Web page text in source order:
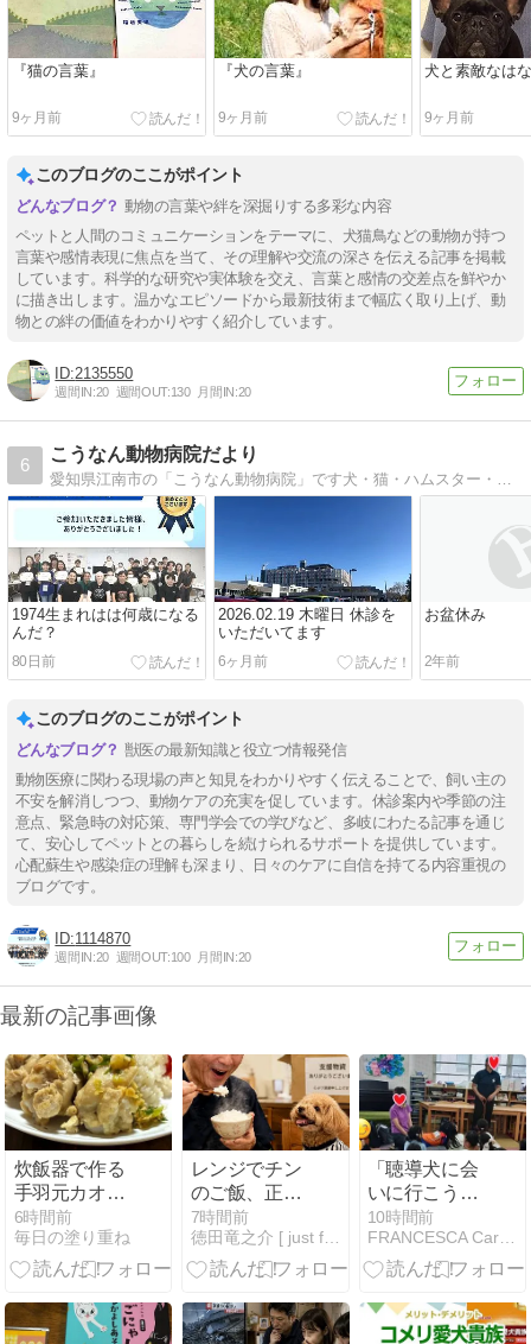
『猫の言葉』
9ヶ月前
『犬の言葉』
9ヶ月前
犬と素敵なは
9ヶ月前
このブログのここがポイント
動物の言葉や絆を深掘りする多彩な内容
ペットと人間のコミュニケーションをテーマに、犬猫鳥などの動物が持つ
言葉や感情表現に焦点を当て、その理解や交流の深さを伝える記事を掲載
しています。科学的な研究や実体験を交え、言葉と感情の交差点を鮮やか
に描き出します。温かなエピソードから最新技術まで幅広く取り上げ、動
物との絆の価値をわかりやすく紹介しています。
2135550
週間IN:20 週間OUT:130 月間IN:20
6
こうなん動物病院だより
愛知県江南市の「こうなん動物病院」です犬・猫・ハムスター・うさぎ・iPhone・iPadの事を書いてます
1974生まれはは何歳になる
んだ？
80日前
2026.02.19 木曜日 休診を
いただいてます
6ヶ月前
お盆休み
2年前
このブログのここがポイント
獣医の最新知識と役立つ情報発信
動物医療に関わる現場の声と知見をわかりやすく伝えることで、飼い主の
不安を解消しつつ、動物ケアの充実を促しています。休診案内や季節の注
意点、緊急時の対応策、専門学会での学びなど、多岐にわたる記事を通じ
て、安心してペットとの暮らしを続けられるサポートを提供しています。
心配蘇生や感染症の理解も深まり、日々のケアに自信を持てる内容重視の
ブログです。
1114870
週間IN:20 週間OUT:100 月間IN:20
最新の記事画像
炊飯器で作る
手羽元カオマ
ンガイ
6時間前
毎日の塗り重ね
レンジでチン
のご飯、正直
なめてました
（笑）
7時間前
徳田竜之介 [ just for animals ]
「聴導犬に会
いに行こう」
開催しました
10時間前
FRANCESCA Care Partner